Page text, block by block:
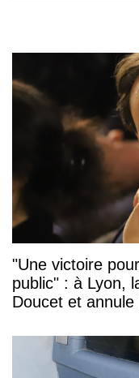
"Une victoire
public" : à Lyon,
Doucet et